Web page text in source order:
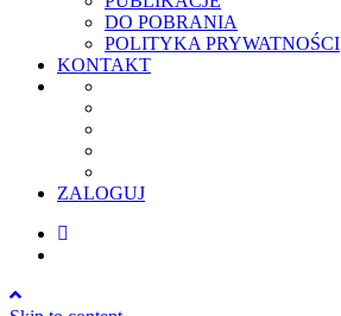
DO POBRANIA
POLITYKA PRYWATNOŚCI
KONTAKT
ZALOGUJ